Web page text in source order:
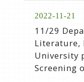
2022-11-21
11/29
Literature,
University
Screening